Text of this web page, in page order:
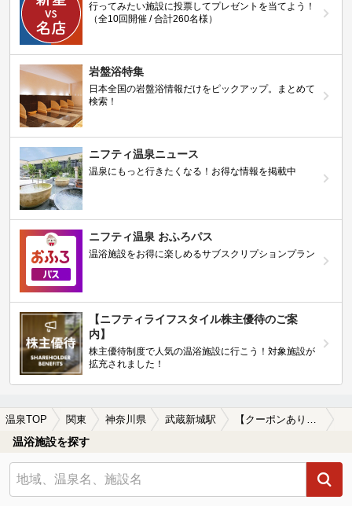
行ってみたい施設に投票してプレゼントを当てよう！
（全10回開催 / 合計260名様）
岩盤浴特集
日本全国の岩盤浴情報だけをピックアップ。まとめて
検索！
ニフティ温泉ニュース
温泉にもっと行きたくなる！お得な情報を掲載中
ニフティ温泉 おふろパス
温浴施設をお得に楽しめるサブスクリプションプラン
【ニフティライフスタイル株主優待のご案
内】
株主優待制度で人気の温浴施設に行こう！対象施設が
拡充されました！
温泉TOP 関東 神奈川県 武蔵新城駅 【クーポンあり】子連れOKな武蔵新城駅近くの温泉、日帰り温泉、スーパー銭湯おすすめ
温浴施設を探す